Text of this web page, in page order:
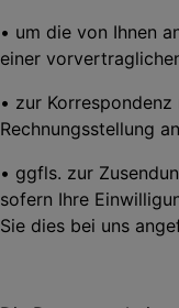
• um die von Ihnen
einer
• zur
Rechnungsstellung
• ggfls. zur
sofern Ihre
Sie dies bei uns